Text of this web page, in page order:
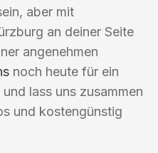
aber mit
an deiner Seite
angenehmen
noch heute für ein
lass uns zusammen
und kostengünstig